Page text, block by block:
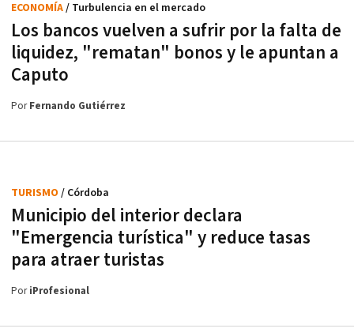
Los bancos vuelven a sufrir por la falta de
liquidez, "rematan" bonos y le apuntan a
Caputo
ECONOMÍA/ Turbulencia en el mercado
PorFernando Gutiérrez
Municipio del interior declara
"Emergencia turística" y reduce tasas
para atraer turistas
TURISMO / Córdoba
PoriProfesional